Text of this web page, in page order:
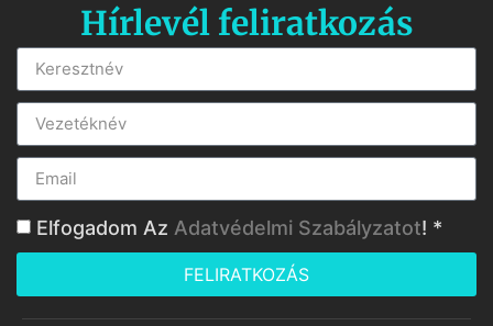
Hírlevél feliratkozás
Elfogadom Az Adatvédelmi Szabályzatot! *
FELIRATKOZÁS